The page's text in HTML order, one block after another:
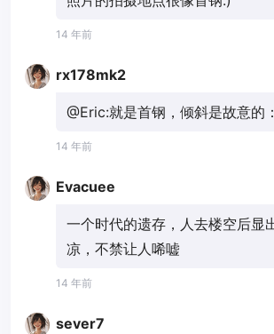
14 年前
rx178mk2
@Eric:就是首钢，倾斜是故意的
14 年前
Evacuee
一个时代的遗存，人去楼空后显
凉，不禁让人唏嘘
14 年前
sever7